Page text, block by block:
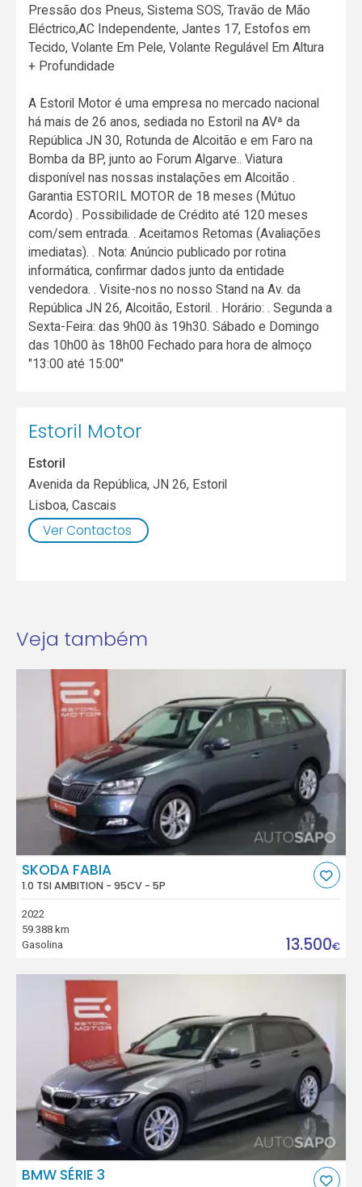
Pressão dos Pneus, Sistema SOS, Travão de Mão
Eléctrico,AC Independente, Jantes 17, Estofos em
Tecido, Volante Em Pele, Volante Regulável Em Altura
+ Profundidade
A Estoril Motor é uma empresa no mercado nacional
há mais de 26 anos, sediada no Estoril na AVª da
República JN 30, Rotunda de Alcoitão e em Faro na
Bomba da BP, junto ao Forum Algarve.. Viatura
disponível nas nossas instalações em Alcoitão .
Garantia ESTORIL MOTOR de 18 meses (Mútuo
Acordo) . Possibilidade de Crédito até 120 meses
com/sem entrada. . Aceitamos Retomas (Avaliações
imediatas). . Nota: Anúncio publicado por rotina
informática, confirmar dados junto da entidade
vendedora. . Visite-nos no nosso Stand na Av. da
República JN 26, Alcoitão, Estoril. . Horário: . Segunda a
Sexta-Feira: das 9h00 às 19h30. Sábado e Domingo
das 10h00 às 18h00 Fechado para hora de almoço
"13:00 até 15:00"
Estoril Motor
Estoril
Avenida da República, JN 26, Estoril
Lisboa,Cascais
Ver Contactos
Veja também
SKODA FABIA
1.0 TSI AMBITION - 95CV - 5P
2022
59.388 km
Gasolina
13.500€
BMW SÉRIE 3